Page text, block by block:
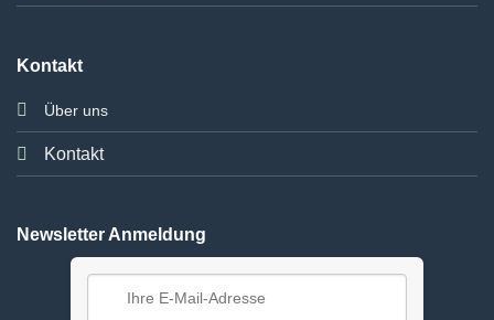
Kontakt
Über uns
Kontakt
Newsletter Anmeldung